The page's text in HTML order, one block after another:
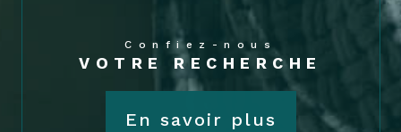
Confiez-nous
VOTRE RECHERCHE
En savoir plus